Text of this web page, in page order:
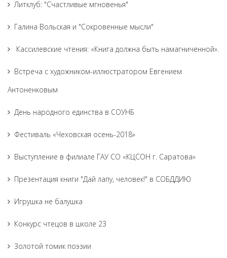
Литклуб: "Счастливые мгновенья"
Галина Вольская и "Сокровенные мысли"
Кассилевские чтения: «Книга должна быть намагниченной».
Встреча с художником-иллюстратором Евгением
Антоненковым
День народного единства в СОУНБ
Фестиваль «Чеховская осень-2018»
Выступление в филиале ГАУ СО «КЦСОН г. Саратова»
Презентация книги "Дай лапу, человек!" в СОБДДИЮ
Игрушка не балушка
Конкурс чтецов в школе 23
Золотой томик поэзии